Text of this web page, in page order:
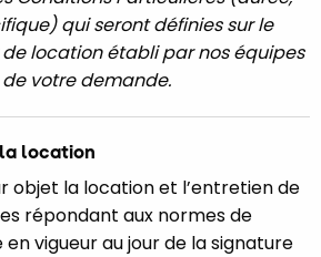
qui seront définies sur le
location établi par nos équipes
votre demande.
location
objet la location et l’entretien de
répondant aux normes de
en vigueur au jour de la signature